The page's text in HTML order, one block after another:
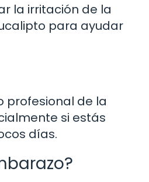
la irritación de la
para ayudar
profesional de la
si estás
días.